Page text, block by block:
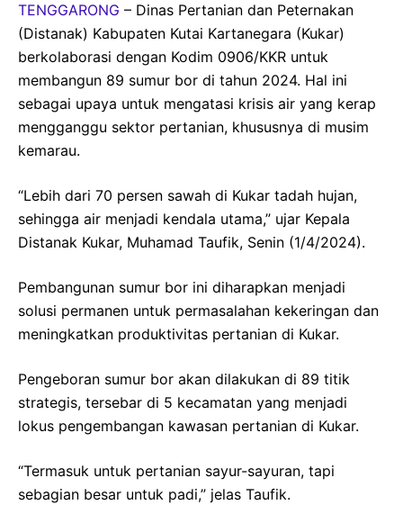
TENGGARONG – Dinas Pertanian dan Peternakan
(Distanak) Kabupaten Kutai Kartanegara (Kukar)
berkolaborasi dengan Kodim 0906/KKR untuk
membangun 89 sumur bor di tahun 2024. Hal ini
sebagai upaya untuk mengatasi krisis air yang kerap
mengganggu sektor pertanian, khususnya di musim
kemarau.
“Lebih dari 70 persen sawah di Kukar tadah hujan,
sehingga air menjadi kendala utama,” ujar Kepala
Distanak Kukar, Muhamad Taufik, Senin (1/4/2024).
Pembangunan sumur bor ini diharapkan menjadi
solusi permanen untuk permasalahan kekeringan dan
meningkatkan produktivitas pertanian di Kukar.
Pengeboran sumur bor akan dilakukan di 89 titik
strategis, tersebar di 5 kecamatan yang menjadi
lokus pengembangan kawasan pertanian di Kukar.
“Termasuk untuk pertanian sayur-sayuran, tapi
sebagian besar untuk padi,” jelas Taufik.